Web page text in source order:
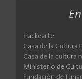
Hackearte
Casa de la Cultura
Casa de la cultura
Ministerio de
Fundación de